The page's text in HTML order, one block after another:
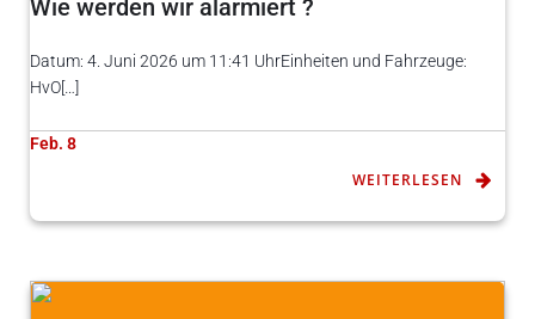
Wie werden wir alarmiert ?
Datum: 4. Juni 2026 um 11:41 UhrEinheiten und Fahrzeuge:
HvO[…]
Feb. 8
WEITERLESEN